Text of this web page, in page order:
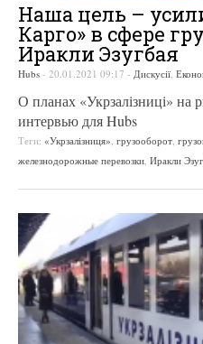
Наша цель –
Карго» в сфере
Иракли Эзугбая
Hubs - 20.01.2021 09:17 - Дискусії,
О планах «Укрзалізниці» на
интервью для Hubs
Теги: «Укрзалізниця», грузооборот,
железнодорожные перевозки, Иракли